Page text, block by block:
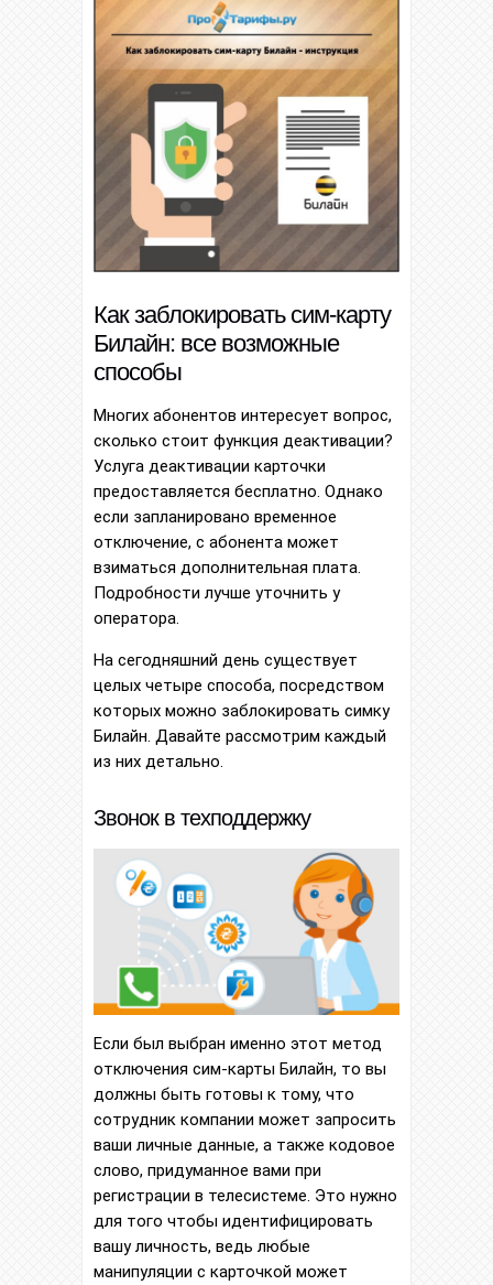
Как заблокировать сим-карту
Билайн: все возможные
способы
Многих абонентов интересует вопрос,
сколько стоит функция деактивации?
Услуга деактивации карточки
предоставляется бесплатно. Однако
если запланировано временное
отключение, с абонента может
взиматься дополнительная плата.
Подробности лучше уточнить у
оператора.
На сегодняшний день существует
целых четыре способа, посредством
которых можно заблокировать симку
Билайн. Давайте рассмотрим каждый
из них детально.
Звонок в техподдержку
Если был выбран именно этот метод
отключения сим-карты Билайн, то вы
должны быть готовы к тому, что
сотрудник компании может запросить
ваши личные данные, а также кодовое
слово, придуманное вами при
регистрации в телесистеме. Это нужно
для того чтобы идентифицировать
вашу личность, ведь любые
манипуляции с карточкой может